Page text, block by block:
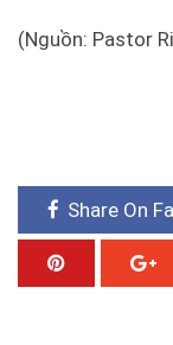
(Nguồn: Pastor
Share On